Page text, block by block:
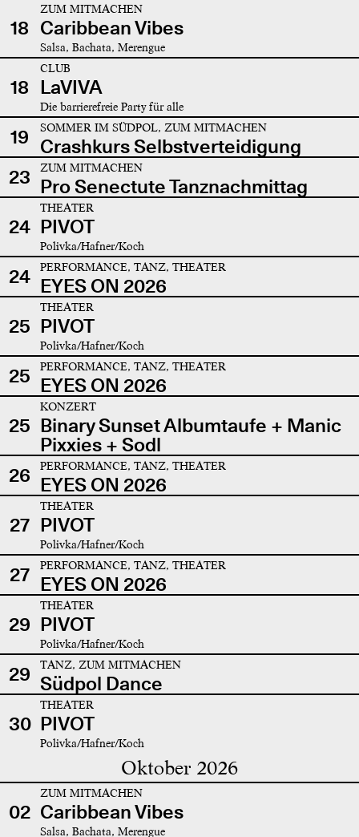
18
ZUM MITMACHEN
Caribbean Vibes
Salsa, Bachata, Merengue
18
CLUB
LaVIVA
Die barrierefreie Party für alle
19 SOMMER IM SÜDPOL, ZUM MITMACHEN
Crashkurs Selbstverteidigung
23
ZUM MITMACHEN
Pro Senectute Tanznachmittag
24
THEATER
PIVOT
Polivka/Hafner/Koch
24 PERFORMANCE, TANZ, THEATER
EYES ON 2026
25
THEATER
PIVOT
Polivka/Hafner/Koch
25 PERFORMANCE, TANZ, THEATER
EYES ON 2026
25
KONZERT
Binary Sunset Albumtaufe + Manic
Pixxies + Sodl
26
PERFORMANCE, TANZ, THEATER
EYES ON 2026
27
THEATER
PIVOT
Polivka/Hafner/Koch
27 PERFORMANCE, TANZ, THEATER
EYES ON 2026
29
THEATER
PIVOT
Polivka/Hafner/Koch
29 TANZ, ZUM MITMACHEN
Südpol Dance
30
THEATER
PIVOT
Polivka/Hafner/Koch
Oktober 2026
02
ZUM MITMACHEN
Caribbean Vibes
Salsa, Bachata, Merengue